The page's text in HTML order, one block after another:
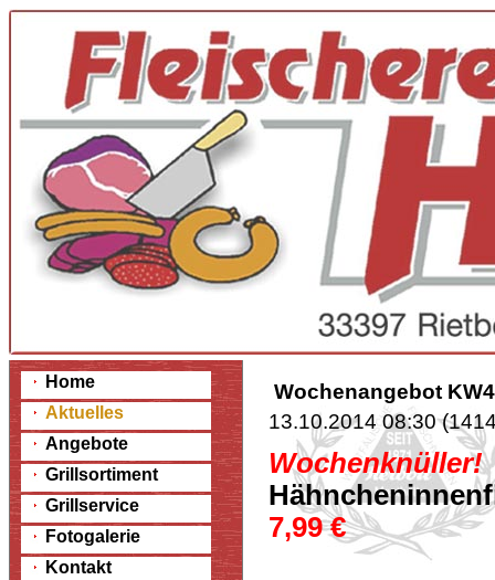
Home
Aktuelles
Angebote
Grillsortiment
Grillservice
Fotogalerie
Kontakt
Wochenangebot
13.10.2014 08:30(
Wochenknüller!
7,99 €